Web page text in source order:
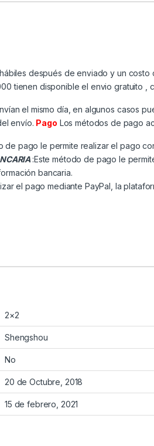
después de enviado y un
tienen disponible el envio gratuito ,
el mismo día, en algunos casos
envío. Pago Los métodos de pago
de pago le permite realizar el pago
:Este método de pago le
bancaria.
el pago mediante PayPal, la
2×2
Shengshou
No
20 de Octubre, 2018
15 de febrero, 2021